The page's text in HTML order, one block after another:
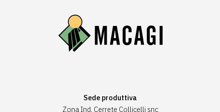
Sede produttiva
Zona Ind. Cerrete Collicelli snc